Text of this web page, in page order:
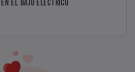
EL BAJO ELÉCTRICO